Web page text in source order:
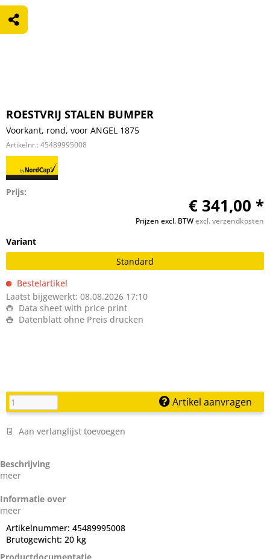
ROESTVRIJ STALEN BUMPER
Voorkant, rond, voor ANGEL 1875
Artikelnr.: 45489995008
Prijs:
€ 341,00 *
Prijzen excl. BTWexcl. verzendkosten
Variant
Standard
Bestelartikel
Laatst bijgewerkt: 08.08.2026 17:10
Data sheet with price print
Datenblatt ohne Preis drucken
Artikel aanvragen
Aan verlanglijst toevoegen
Beschrijving
meer
Informatie over
meer
Artikelnummer: 45489995008
Brutogewicht: 20 kg